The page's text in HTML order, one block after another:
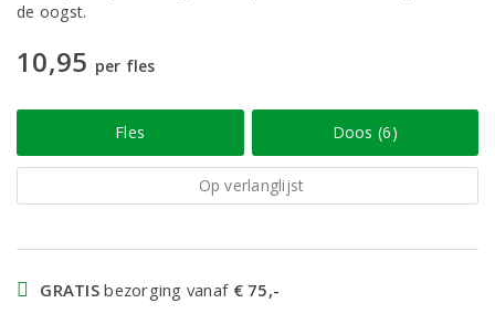
de oogst.
10,95 per fles
Fles Doos (6)
Op verlanglijst
GRATIS bezorging vanaf € 75,-